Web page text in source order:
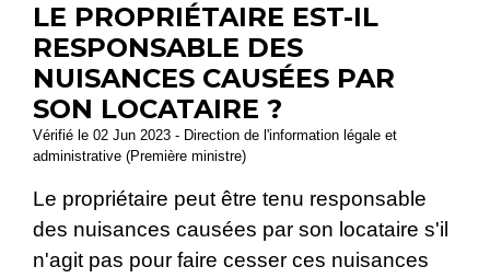
LE PROPRIÉTAIRE EST-IL
RESPONSABLE DES
NUISANCES CAUSÉES PAR
SON LOCATAIRE ?
Vérifié le 02 Jun 2023 - Direction de l'information légale et
administrative (Première ministre)
Le propriétaire peut être tenu responsable
des nuisances causées par son locataire s'il
n'agit pas pour faire cesser ces nuisances